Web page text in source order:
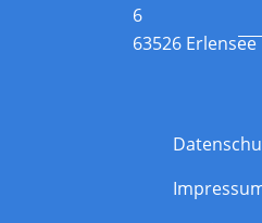
6
63526 Erlensee